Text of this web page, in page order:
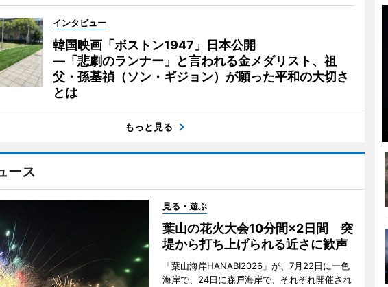
インタビュー
韓国映画「ボストン1947」日本公開
―「悲劇のランナー」と言われる金メダリスト、祖
父・孫基禎（ソン・ギジョン）が願った平和の大切さ
とは
もっと見る
ース
見る・遊ぶ
葉山の花火大会10分間×2日間 突
堤から打ち上げられる近さに歓声
「葉山海岸HANABI2026」が、7月22日に一色
海岸で、24日に森戸海岸で、それぞれ開催され